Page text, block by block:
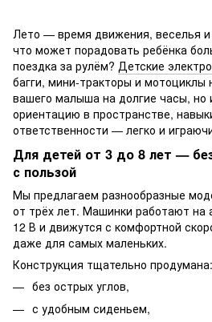
Лето — время движения, веселья
что может порадовать ребёнка
поездка за рулём? Детские
багги, мини-тракторы и мотоциклы
вашего малыша на долгие часы, но
ориентацию в пространстве,
ответственности — легко и
Для детей от 3 до 8 лет —
с пользой
Мы предлагаем разнообразные
от трёх лет. Машинки работают на
12 В и движутся с комфортной
даже для самых маленьких.
Конструкция тщательно продумана:
без острых углов,
с удобным сиденьем,